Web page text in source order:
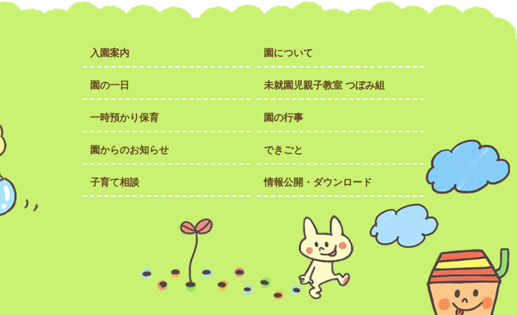
入園案内 園について
園の一日 未就園児親子教室 つぼみ組
一時預かり保育 園の行事
園からのお知らせ できごと
子育て相談 情報公開・ダウンロード